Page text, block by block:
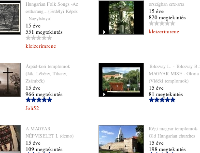
Hungarian Folk Songs -Az
estharang...{Erdélyi Képek
- Nagybánya}
15 éve
551 megtekintés
kleizerimrene
országban erre-arra
15 éve
820 megtekintés
kleizerimrene
Árpád-kori templomok
(Ják, Lébény, Tihany,
Zsámbék)
15 éve
966 megtekintés
Joli52
Tolcsvay L. - Tolcsvay B.:
MAGYAR MISE - Gloria
(Vidéki templomok)
15 éve
81 megtekintés
A MAGYAR
NÉPVISELET I. (demo)
15 éve
109 megtekintés
Régi magyar templomok-
Old Hungarian churches
15 éve
198 megtekintés